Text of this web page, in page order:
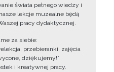
świata pełnego wiedzy i
lekcje muzealne będą
pracy dydaktycznej.
za siebie:
przebieranki, zajęcia
dziękujemy!”
i kreatywnej pracy.